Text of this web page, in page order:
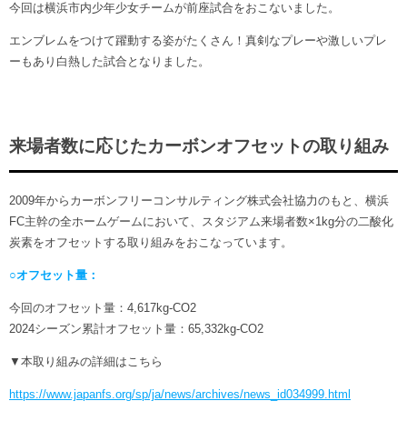
今回は横浜市内少年少女チームが前座試合をおこないました。
エンブレムをつけて躍動する姿がたくさん！真剣なプレーや激しいプレ
ーもあり白熱した試合となりました。
来場者数に応じたカーボンオフセットの取り組み
2009年からカーボンフリーコンサルティング株式会社協力のもと、横浜
FC主幹の全ホームゲームにおいて、スタジアム来場者数×1kg分の二酸化
炭素をオフセットする取り組みをおこなっています。
○オフセット量：
今回のオフセット量：4,617kg-CO2
2024シーズン累計オフセット量：65,332kg-CO2
▼本取り組みの詳細はこちら
https://www.japanfs.org/sp/ja/news/archives/news_id034999.html